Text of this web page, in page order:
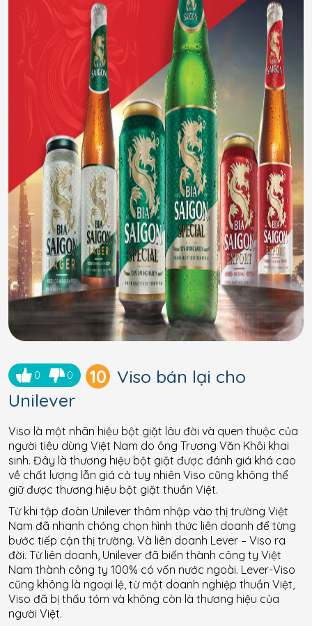
0 0 10 Viso bán lại cho
Unilever
Viso là một nhãn hiệu bột giặt lâu đời và quen thuộc của
người tiêu dùng Việt Nam do ông Trương Văn Khôi khai
sinh. Đây là thương hiệu bột giặt được đánh giá khá cao
về chất lượng lẫn giá cả tuy nhiên Viso cũng không thể
giữ được thương hiệu bột giặt thuần Việt.
Từ khi tập đoàn Unilever thâm nhập vào thị trường Việt
Nam đã nhanh chóng chọn hình thức liên doanh để từng
bước tiếp cận thị trường. Và liên doanh Lever – Viso ra
đời. Từ liên doanh, Unilever đã biến thành công ty Việt
Nam thành công ty 100% có vốn nước ngoài. Lever-Viso
cũng không là ngoại lệ, từ một doanh nghiệp thuần Việt,
Viso đã bị thấu tóm và không còn là thương hiệu của
người Việt.